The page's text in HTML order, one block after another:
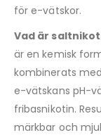
för e-vätskor.
Vad är
är en kemisk
kombinerats
e-vätskans pH-
fribasnikotin.
märkbar och